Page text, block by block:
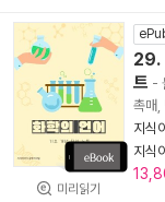
미리읽기
29.
트 -
촉매,
지식
지식